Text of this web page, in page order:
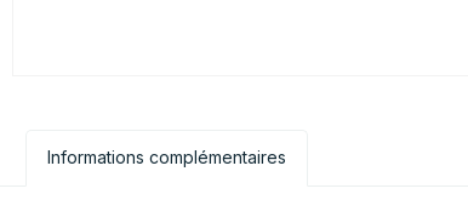
Informations complémentaires